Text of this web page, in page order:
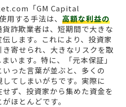
「GM Capital
する手法は、 高額な利益の
詐欺業者は、短期間で大きな
します。これにより、投資家
寄せられ、大きなリスクを取
います。特に、「元本保証」
いった言葉が並ぶと、多くの
てしまいがちです。実際に
ず、投資家から集めた資金を
ほとんどです。